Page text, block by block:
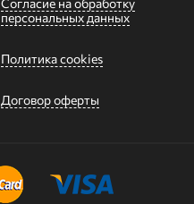
Согласие на обработку
персональных данных
Политика cookies
Договор оферты